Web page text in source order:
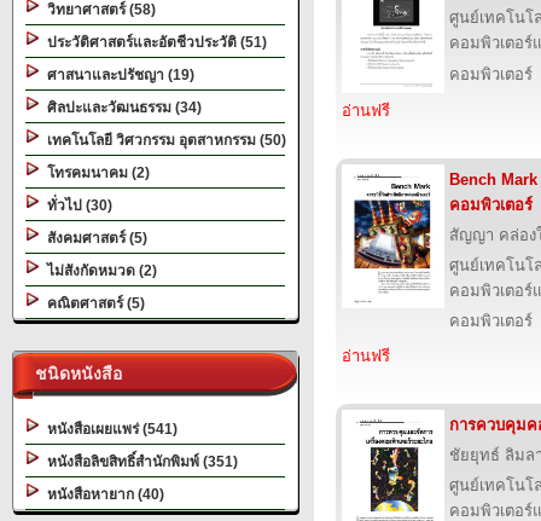
วิทยาศาสตร์ (58)
ประวัติศาสตร์และอัตชีวประวัติ (51)
ศาสนาและปรัชญา (19)
ศิลปะและวัฒนธรรม (34)
เทคโนโลยี วิศวกรรม อุตสาหกรรม (50)
โทรคมนาคม (2)
ทั่วไป (30)
สังคมศาสตร์ (5)
ไม่สังกัดหมวด (2)
คณิตศาสตร์ (5)
ชนิดหนังสือ
หนังสือเผยแพร่ (541)
หนังสือลิขสิทธิ์สำนักพิมพ์ (351)
หนังสือหายาก (40)
ศูนย์เทคโนโ
คอมพิวเตอร์
คอมพิวเตอร์
อ่านฟรี
Bench
คอมพิวเตอร์
สัญญา คล่อง
ศูนย์เทคโนโ
คอมพิวเตอร์
คอมพิวเตอร์
อ่านฟรี
การควบคุมค
ชัยยุทธ์ ลิมล
ศูนย์เทคโนโ
คอมพิวเตอร์